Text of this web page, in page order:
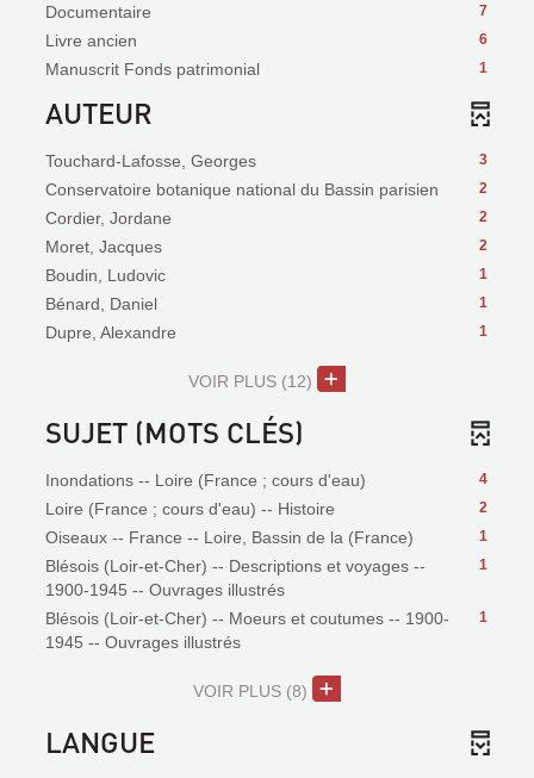
7
Documentaire
6
Livre ancien
1
Manuscrit Fonds patrimonial
AUTEUR
3
Touchard-Lafosse, Georges
2
Conservatoire botanique national du Bassin parisien
2
Cordier, Jordane
2
Moret, Jacques
1
Boudin, Ludovic
1
Bénard, Daniel
1
Dupre, Alexandre
VOIR PLUS (12)
SUJET (MOTS CLÉS)
4
Inondations -- Loire (France ; cours d'eau)
2
Loire (France ; cours d'eau) -- Histoire
1
Oiseaux -- France -- Loire, Bassin de la (France)
1
Blésois (Loir-et-Cher) -- Descriptions et voyages --
1900-1945 -- Ouvrages illustrés
1
Blésois (Loir-et-Cher) -- Moeurs et coutumes -- 1900-
1945 -- Ouvrages illustrés
VOIR PLUS (8)
LANGUE